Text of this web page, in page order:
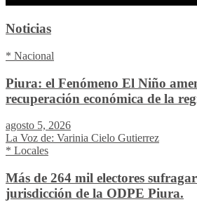
Noticias
* Nacional
Piura: el Fenómeno El Niño
recuperación económica de la
agosto 5, 2026
La Voz de: Varinia Cielo Gutierrez
* Locales
Más de 264 mil electores
jurisdicción de la ODPE Piura.